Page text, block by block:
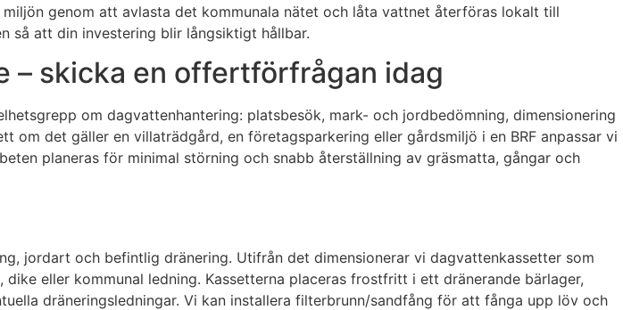
genom att avlasta det kommunala nätet och låta vattnet återföras lokalt till
så att din investering blir långsiktigt hållbar.
– skicka en offertförfrågan idag
om dagvattenhantering: platsbesök, mark- och jordbedömning, dimensionering
det gäller en villaträdgård, en företagsparkering eller gårdsmiljö i en BRF anpassar vi
planeras för minimal störning och snabb återställning av gräsmatta, gångar och
jordart och befintlig dränering. Utifrån det dimensionerar vi dagvattenkassetter som
eller kommunal ledning. Kassetterna placeras frostfritt i ett dränerande bärlager,
dräneringsledningar. Vi kan installera filterbrunn/sandfång för att fånga upp löv och